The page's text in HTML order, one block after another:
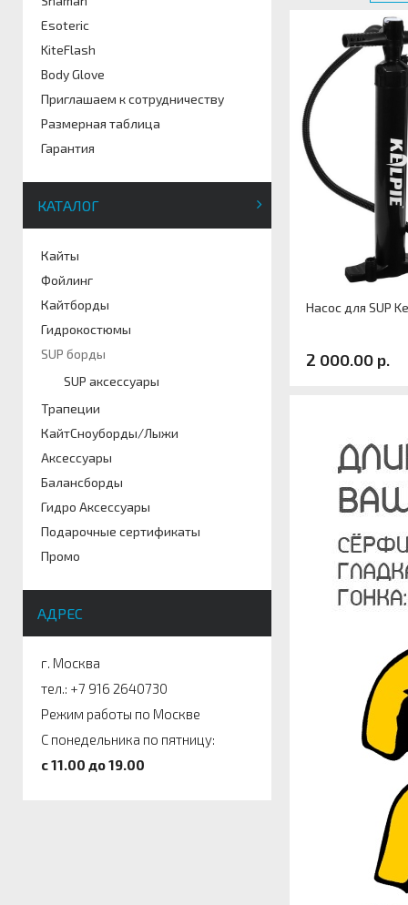
Esoteric
KiteFlash
Body Glove
Приглашаем к сотрудничеству
Размерная таблица
Гарантия
КАТАЛОГ
Кайты
Фойлинг
Кайтборды
Гидрокостюмы
SUP борды
SUP аксессуары
Трапеции
КайтСноуборды/Лыжи
Аксессуары
Балансборды
Гидро Аксессуары
Подарочные сертификаты
Промо
АДРЕС
г. Москва
тел.: +7 916 2640730
Режим работы по Москве
С понедельника по пятницу:
c 11.00 до 19.00
Насос для SUP
2 000.00 р.